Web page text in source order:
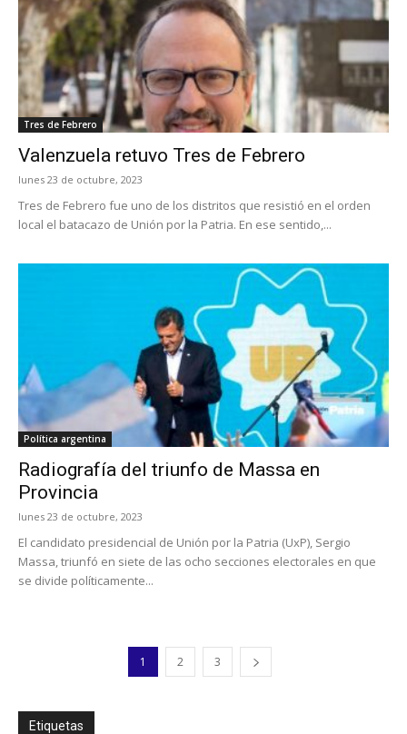
Tres de Febrero
Valenzuela retuvo Tres de Febrero
lunes 23 de octubre, 2023
Tres de Febrero fue uno de los distritos que resistió en el orden
local el batacazo de Unión por la Patria. En ese sentido,...
Política argentina
Radiografía del triunfo de Massa en
Provincia
lunes 23 de octubre, 2023
El candidato presidencial de Unión por la Patria (UxP), Sergio
Massa, triunfó en siete de las ocho secciones electorales en que
se divide políticamente...
1 2 3
Etiquetas